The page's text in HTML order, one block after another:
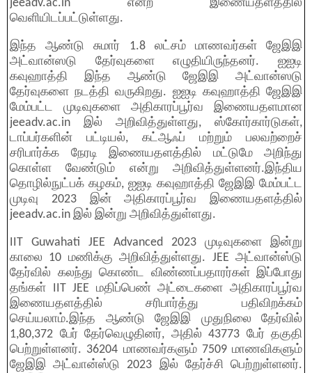
jeeadv.ac.in என்ற இணையதளத்தில்
வெளியிடப்பட்டுள்ளது.
இந்த ஆண்டு சுமார் 1.8 லட்சம் மாணவர்கள் ஜேஇஇ
அட்வான்ஸடு தேர்வுகளை எழுதியிருந்தனர். ஐஐடி
கவுஹாத்தி இந்த ஆண்டு ஜேஇஇ அட்வான்ஸடு
தேர்வுகளை நடத்தி வருகிறது. ஐஐடி கவுஹாத்தி ஜேஇஇ
மேம்பட்ட முடிவுகளை அதிகாரப்பூர்வ இணையதளமான
jeeadv.ac.in இல் அறிவித்துள்ளது, ஸ்கோர்கார்டுகள்,
டாப்பர்களின் பட்டியல், கட்ஆஃப் மற்றும் பலவற்றைச்
சரிபார்க்க நேரடி இணையதளத்தில் மட்டுமே அறிந்து
கொள்ள வேண்டும் என்று அறிவித்துள்ளனர்.இந்திய
தொழில்நுட்பக் கழகம், ஐஐடி கவுஹாத்தி ஜேஇஇ மேம்பட்ட
முடிவு 2023 இன் அதிகாரப்பூர்வ இணையதளத்தில்
jeeadv.ac.in இல் இன்று அறிவித்துள்ளது.
IIT Guwahati JEE Advanced 2023 முடிவுகளை இன்று
காலை 10 மணிக்கு அறிவித்துள்ளது. JEE அட்வான்ஸ்டு
தேர்வில் கலந்து கொண்ட விண்ணப்பதாரர்கள் இப்போது
தங்கள் IIT JEE மதிப்பெண் அட்டைகளை அதிகாரப்பூர்வ
இணையதளத்தில் சரிபார்த்து பதிவிறக்கம்
செய்யலாம்.இந்த ஆண்டு ஜேஇஇ முதுநிலை தேர்வில்
1,80,372 பேர் தேர்வெழுதினர், அதில் 43773 பேர் தகுதி
பெற்றுள்ளனர். 36204 மாணவர்களும் 7509 மாணவிகளும்
ஜேஇஇ அட்வான்ஸ்டு 2023 இல் தேர்ச்சி பெற்றுள்ளனர்.